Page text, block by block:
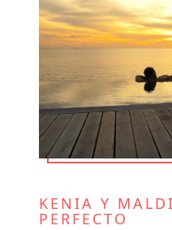
KENIA Y
PERFECTO